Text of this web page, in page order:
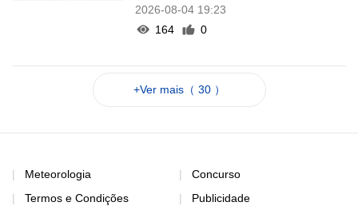
2026-08-04 19:23
164
0
+Ver mais（ 30 ）
Meteorologia
Termos e Condições
Concurso
Publicidade